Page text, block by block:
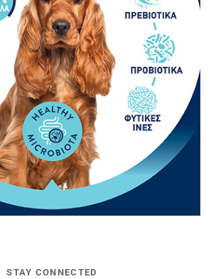
STAY CONNECTED